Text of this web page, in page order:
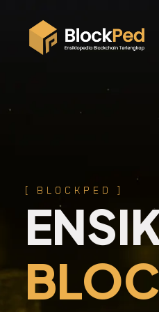
[ BLOCKPED ]